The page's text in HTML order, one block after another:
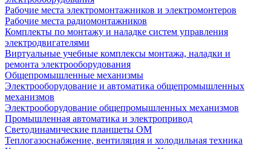
Рабочие места электромонтажников и электромонтеров
Рабочие места радиомонтажников
Комплекты по монтажу и наладке систем управления
электродвигателями
Виртуальные учебные комплексы монтажа, наладки и
ремонта электрооборудования
Общепромышленные механизмы
Электрооборудование и автоматика общепромышленных
механизмов
Электрооборудование общепромышленных механизмов
Промышленная автоматика и электропривод
Светодинамические планшеты ОМ
Теплогазоснабжение, вентиляция и холодильная техника